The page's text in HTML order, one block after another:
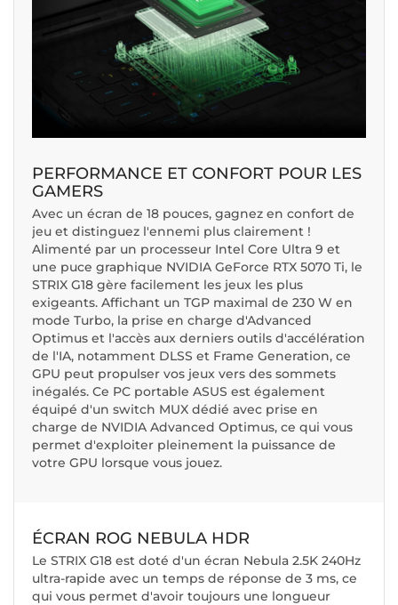
PERFORMANCE ET CONFORT POUR LES
GAMERS
Avec un écran de 18 pouces, gagnez en confort de
jeu et distinguez l'ennemi plus clairement !
Alimenté par un processeur Intel Core Ultra 9 et
une puce graphique NVIDIA GeForce RTX 5070 Ti, le
STRIX G18 gère facilement les jeux les plus
exigeants. Affichant un TGP maximal de 230 W en
mode Turbo, la prise en charge d'Advanced
Optimus et l'accès aux derniers outils d'accélération
de l'IA, notamment DLSS et Frame Generation, ce
GPU peut propulser vos jeux vers des sommets
inégalés. Ce PC portable ASUS est également
équipé d'un switch MUX dédié avec prise en
charge de NVIDIA Advanced Optimus, ce qui vous
permet d'exploiter pleinement la puissance de
votre GPU lorsque vous jouez.
ÉCRAN ROG NEBULA HDR
Le STRIX G18 est doté d'un écran Nebula 2.5K 240Hz
ultra-rapide avec un temps de réponse de 3 ms, ce
qui vous permet d'avoir toujours une longueur